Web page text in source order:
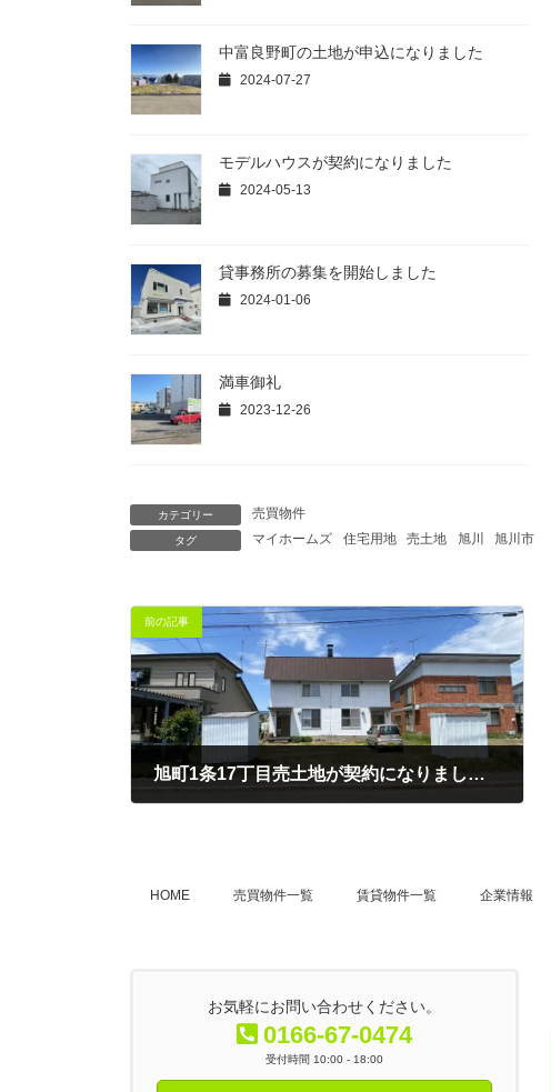
中富良野町の土地が申込になりました
2024-07-27
モデルハウスが契約になりました
2024-05-13
貸事務所の募集を開始しました
2024-01-06
満車御礼
2023-12-26
カテゴリー 売買物件
タグ マイホームズ 住宅用地 売土地 旭川 旭川市
前の記事
旭町1条17丁目売土地が契約になりました！
HOME 売買物件一覧 賃貸物件一覧 企業情報
お気軽にお問い合わせください。
0166-67-0474
受付時間 10:00 - 18:00